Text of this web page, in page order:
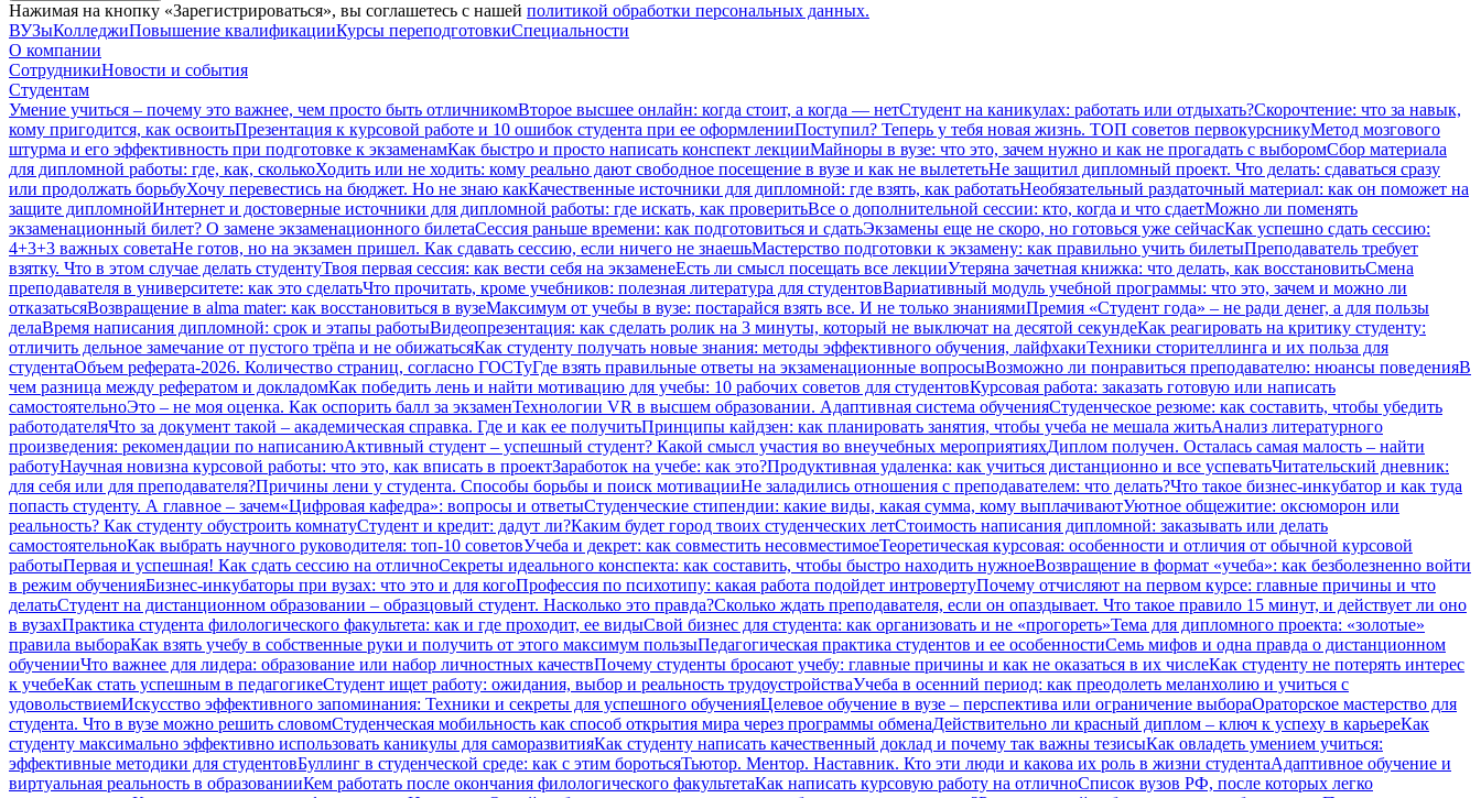
Нажимая на кнопку «Зарегистрироваться», вы соглашетесь с нашей политикой обработки персональных данных.
ВУЗыКолледжиПовышение квалификацииКурсы переподготовкиСпециальности
О компании
СотрудникиНовости и события
Студентам
Умение учиться – почему это важнее, чем просто быть отличникомВторое высшее онлайн: когда стоит, а когда — нетСтудент на каникулах: работать или отдыхать?Скорочтение: что за навык,
кому пригодится, как освоитьПрезентация к курсовой работе и 10 ошибок студента при ее оформленииПоступил? Теперь у тебя новая жизнь. ТОП советов первокурсникуМетод мозгового
штурма и его эффективность при подготовке к экзаменамКак быстро и просто написать конспект лекцииМайноры в вузе: что это, зачем нужно и как не прогадать с выборомСбор материала
для дипломной работы: где, как, сколькоХодить или не ходить: кому реально дают свободное посещение в вузе и как не вылететьНе защитил дипломный проект. Что делать: сдаваться сразу
или продолжать борьбуХочу перевестись на бюджет. Но не знаю какКачественные источники для дипломной: где взять, как работатьНеобязательный раздаточный материал: как он поможет на
защите дипломнойИнтернет и достоверные источники для дипломной работы: где искать, как проверитьВсе о дополнительной сессии: кто, когда и что сдаетМожно ли поменять
экзаменационный билет? О замене экзаменационного билетаСессия раньше времени: как подготовиться и сдатьЭкзамены еще не скоро, но готовься уже сейчасКак успешно сдать сессию:
4+3+3 важных советаНе готов, но на экзамен пришел. Как сдавать сессию, если ничего не знаешьМастерство подготовки к экзамену: как правильно учить билетыПреподаватель требует
взятку. Что в этом случае делать студентуТвоя первая сессия: как вести себя на экзаменеЕсть ли смысл посещать все лекцииУтеряна зачетная книжка: что делать, как восстановитьСмена
преподавателя в университете: как это сделатьЧто прочитать, кроме учебников: полезная литература для студентовВариативный модуль учебной программы: что это, зачем и можно ли
отказатьсяВозвращение в alma mater: как восстановиться в вузеМаксимум от учебы в вузе: постарайся взять все. И не только знаниямиПремия «Студент года» – не ради денег, а для пользы
делаВремя написания дипломной: срок и этапы работыВидеопрезентация: как сделать ролик на 3 минуты, который не выключат на десятой секундеКак реагировать на критику студенту:
отличить дельное замечание от пустого трёпа и не обижатьсяКак студенту получать новые знания: методы эффективного обучения, лайфхакиТехники сторителлинга и их польза для
студентаОбъем реферата-2026. Количество страниц, согласно ГОСТуГде взять правильные ответы на экзаменационные вопросыВозможно ли понравиться преподавателю: нюансы поведенияВ
чем разница между рефератом и докладомКак победить лень и найти мотивацию для учебы: 10 рабочих советов для студентовКурсовая работа: заказать готовую или написать
самостоятельноЭто – не моя оценка. Как оспорить балл за экзаменТехнологии VR в высшем образовании. Адаптивная система обученияСтуденческое резюме: как составить, чтобы убедить
работодателяЧто за документ такой – академическая справка. Где и как ее получитьПринципы кайдзен: как планировать занятия, чтобы учеба не мешала житьАнализ литературного
произведения: рекомендации по написаниюАктивный студент – успешный студент? Какой смысл участия во внеучебных мероприятияхДиплом получен. Осталась самая малость – найти
работуНаучная новизна курсовой работы: что это, как вписать в проектЗаработок на учебе: как это?Продуктивная удаленка: как учиться дистанционно и все успеватьЧитательский дневник:
для себя или для преподавателя?Причины лени у студента. Способы борьбы и поиск мотивацииНе заладились отношения с преподавателем: что делать?Что такое бизнес-инкубатор и как туда
попасть студенту. А главное – зачем«Цифровая кафедра»: вопросы и ответыСтуденческие стипендии: какие виды, какая сумма, кому выплачиваютУютное общежитие: оксюморон или
реальность? Как студенту обустроить комнатуСтудент и кредит: дадут ли?Каким будет город твоих студенческих летСтоимость написания дипломной: заказывать или делать
самостоятельноКак выбрать научного руководителя: топ-10 советовУчеба и декрет: как совместить несовместимоеТеоретическая курсовая: особенности и отличия от обычной курсовой
работыПервая и успешная! Как сдать сессию на отличноСекреты идеального конспекта: как составить, чтобы быстро находить нужноеВозвращение в формат «учеба»: как безболезненно войти
в режим обученияБизнес-инкубаторы при вузах: что это и для когоПрофессия по психотипу: какая работа подойдет интровертуПочему отчисляют на первом курсе: главные причины и что
делатьСтудент на дистанционном образовании – образцовый студент. Насколько это правда?Сколько ждать преподавателя, если он опаздывает. Что такое правило 15 минут, и действует ли оно
в вузахПрактика студента филологического факультета: как и где проходит, ее видыСвой бизнес для студента: как организовать и не «прогореть»Тема для дипломного проекта: «золотые»
правила выбораКак взять учебу в собственные руки и получить от этого максимум пользыПедагогическая практика студентов и ее особенностиСемь мифов и одна правда о дистанционном
обученииЧто важнее для лидера: образование или набор личностных качествПочему студенты бросают учебу: главные причины и как не оказаться в их числеКак студенту не потерять интерес
к учебеКак стать успешным в педагогикеСтудент ищет работу: ожидания, выбор и реальность трудоустройстваУчеба в осенний период: как преодолеть меланхолию и учиться с
удовольствиемИскусство эффективного запоминания: Техники и секреты для успешного обученияЦелевое обучение в вузе – перспектива или ограничение выбораОраторское мастерство для
студента. Что в вузе можно решить словомСтуденческая мобильность как способ открытия мира через программы обменаДействительно ли красный диплом – ключ к успеху в карьереКак
студенту максимально эффективно использовать каникулы для саморазвитияКак студенту написать качественный доклад и почему так важны тезисыКак овладеть умением учиться:
эффективные методики для студентовБуллинг в студенческой среде: как с этим боротьсяТьютор. Ментор. Наставник. Кто эти люди и какова их роль в жизни студентаАдаптивное обучение и
виртуальная реальность в образованииКем работать после окончания филологического факультетаКак написать курсовую работу на отличноСписок вузов РФ, после которых легко